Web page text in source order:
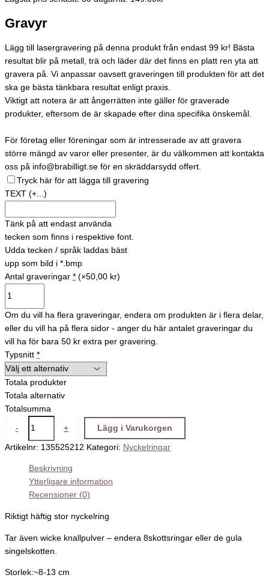
Gravyr
Lägg till lasergravering på denna produkt från endast 99 kr! Bästa
resultat blir på metall, trä och läder där det finns en platt ren yta att
gravera på. Vi anpassar oavsett graveringen till produkten för att det
ska ge bästa tänkbara resultat enligt praxis.
Viktigt att notera är att ångerrätten inte gäller för graverade
produkter, eftersom de är skapade efter dina specifika önskemål.
För företag eller föreningar som är intresserade av att gravera
större mängd av varor eller presenter, är du välkommen att kontakta
oss på info@brabilligt.se för en skräddarsydd offert.
Tryck här för att lägga till gravering
TEXT (+...)
Tänk på att endast använda
tecken som finns i respektive font.
Udda tecken / språk laddas bäst
upp som bild i *.bmp
Antal graveringar * (×50,00 kr)
Om du vill ha flera graveringar, endera om produkten är i flera delar,
eller du vill ha på flera sidor - anger du här antalet graveringar du
vill ha för bara 50 kr extra per gravering.
Typsnitt *
Totala produkter
Totala alternativ
Totalsumma
- + Lägg i Varukorgen
Artikelnr: 135525212 Kategori: Nyckelringar
Beskrivning
Ytterligare information
Recensioner (0)
Riktigt häftig stor nyckelring
Tar även wicke knallpulver – endera 8skottsringar eller de gula
singelskotten.
Storlek:~8-13 cm